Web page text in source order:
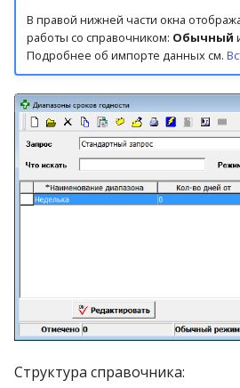
В правой нижней части окна
работы со справочником: Обычный
Подробнее об импорте данных см.
Структура справочника: